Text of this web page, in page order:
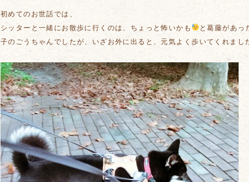
初めてのお世話では、
シッターと一緒にお散歩に行くのは、ちょっと怖いかも
と葛藤があっ
子のごうちゃんでしたが、いざお外に出ると、元気よく歩いてくれまし